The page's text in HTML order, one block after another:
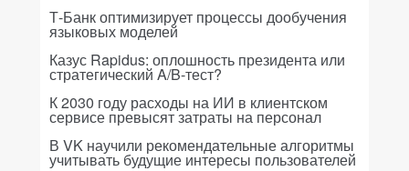
Т-Банк оптимизирует процессы дообучения
языковых моделей
Казус Rapidus: оплошность президента или
стратегический A/B-тест?
К 2030 году расходы на ИИ в клиентском
сервисе превысят затраты на персонал
В VK научили рекомендательные алгоритмы
учитывать будущие интересы пользователей